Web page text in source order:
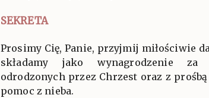
SEKRETA
Prosimy Cię, Panie, przyjmij miłościwie
składamy jako wynagrodzenie za
odrodzonych przez Chrzest oraz z prośbą
pomoc z nieba.